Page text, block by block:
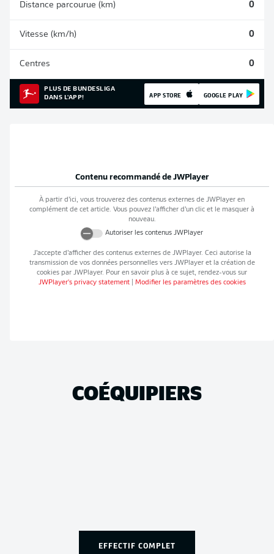
Distance parcourue (km) 0
Vitesse (km/h) 0
Centres 0
PLUS DE BUNDESLIGA
DANS L'APP!
APP STORE GOOGLE PLAY
Contenu recommandé de JWPlayer
À partir d’ici, vous trouverez des contenus externes de JWPlayer en
complément de cet article. Vous pouvez l’afficher d’un clic et le masquer à
nouveau.
Autoriser les contenus JWPlayer
J’accepte d’afficher des contenus externes de JWPlayer. Ceci autorise la
transmission de vos données personnelles vers JWPlayeret la création de
cookies par JWPlayer. Pour en savoir plus à ce sujet, rendez-vous sur
JWPlayer's privacy statement| Modifier les paramètres des cookies
COÉQUIPIERS
EFFECTIF COMPLET